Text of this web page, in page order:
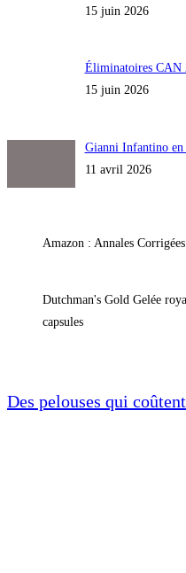
15 juin 2026
Éliminatoires CAN
15 juin 2026
Gianni Infantino
11 avril 2026
Amazon : Annales
Dutchman's Gold Gelée
capsules
Des pelouses qui